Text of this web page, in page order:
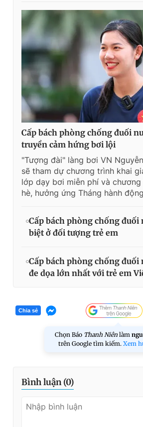
t
T
i
e
Cấp bách phòng chống đuối
truyền cảm hứng bơi lội
"Tượng đài" làng bơi VN
sẽ tham dự chương trình khai
lớp dạy bơi miễn phí và
hè, hưởng ứng Tháng hành
Cấp bách phòng chống đuối
biệt ở đối tượng trẻ em
Cấp bách phòng chống đuối
đe dọa lớn nhất với trẻ em
Chia sẻ
Chọn Báo Thanh Niên làm
trên Google tìm kiếm. Xem
Bình luận (0)